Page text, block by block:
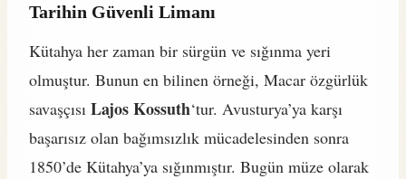
Tarihin Güvenli Limanı
Kütahya her zaman bir sürgün ve sığınma yeri
olmuştur. Bunun en bilinen örneği, Macar özgürlük
savaşçısı Lajos Kossuth‘tur. Avusturya’ya karşı
başarısız olan bağımsızlık mücadelesinden sonra
1850’de Kütahya’ya sığınmıştır. Bugün müze olarak